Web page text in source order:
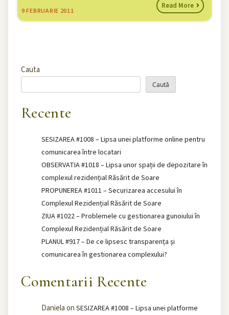
9 FEBRUARIE 2011
Read More
Cauta
Caută
Recente
SESIZAREA #1008 – Lipsa unei platforme online pentru
comunicarea între locatari
OBSERVATIA #1018 – Lipsa unor spații de depozitare în
complexul rezidențial Răsărit de Soare
PROPUNEREA #1011 – Securizarea accesului în
Complexul Rezidențial Răsărit de Soare
ZIUA #1022 – Problemele cu gestionarea gunoiului în
Complexul Rezidențial Răsărit de Soare
PLANUL #917 – De ce lipsesc transparența și
comunicarea în gestionarea complexului?
Comentarii Recente
Danielaon SESIZAREA #1008 – Lipsa unei platforme